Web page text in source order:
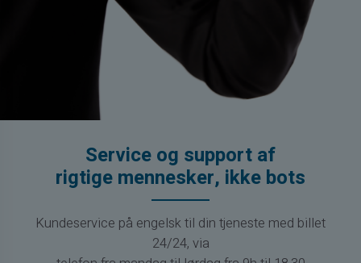
Service og support af
rigtige mennesker, ikke bots
Kundeservice på engelsk til din tjeneste med billet
24/24, via